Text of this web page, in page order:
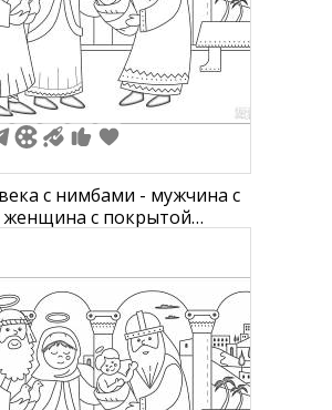
с нимбами - мужчина с
с покрытой
строения и